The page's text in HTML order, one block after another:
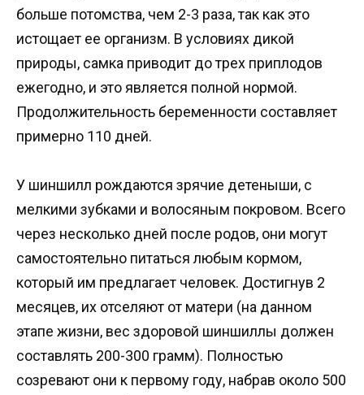
больше потомства, чем 2-3 раза, так как это
истощает ее организм. В условиях дикой
природы, самка приводит до трех приплодов
ежегодно, и это является полной нормой.
Продолжительность беременности составляет
примерно 110 дней.
У шиншилл рождаются зрячие детеныши, с
мелкими зубками и волосяным покровом. Всего
через несколько дней после родов, они могут
самостоятельно питаться любым кормом,
который им предлагает человек. Достигнув 2
месяцев, их отселяют от матери (на данном
этапе жизни, вес здоровой шиншиллы должен
составлять 200-300 грамм). Полностью
созревают они к первому году, набрав около 500